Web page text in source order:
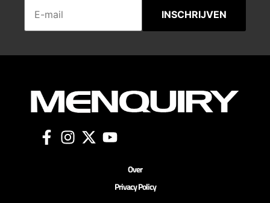
INSCHRIJVEN
Over
Privacy Policy